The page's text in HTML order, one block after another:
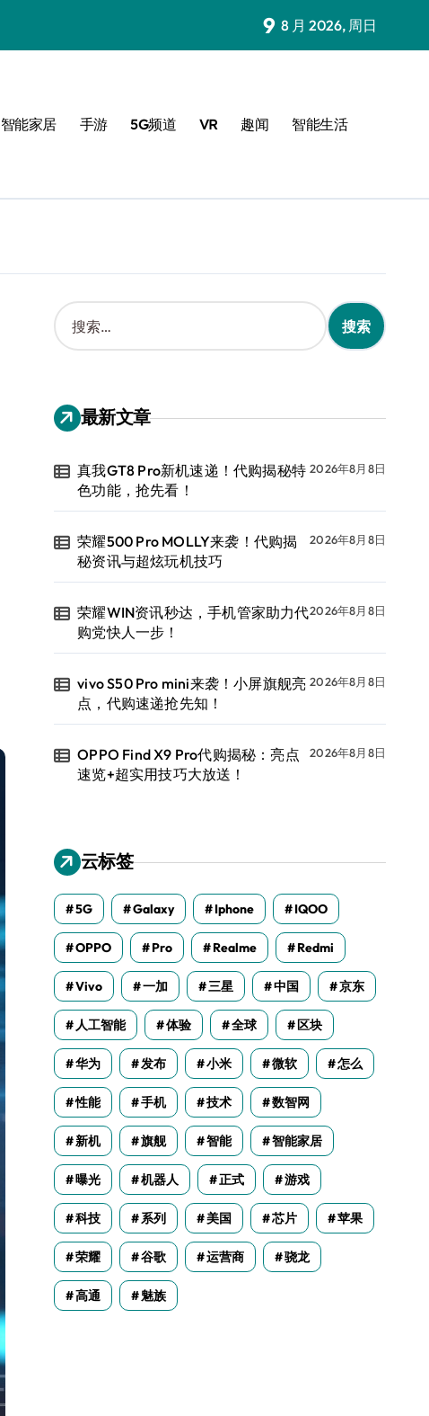
9 8 月 2026, 周日
智能家居 手游 5G频道 VR 趣闻 智能生活
搜
索
：
最新文章
真我GT8 Pro新机速递！代购揭秘特
色功能，抢先看！
2026年8月8日
荣耀500 Pro MOLLY来袭！代购揭
秘资讯与超炫玩机技巧
2026年8月8日
荣耀WIN资讯秒达，手机管家助力代
购党快人一步！
2026年8月8日
vivo S50 Pro mini来袭！小屏旗舰亮
点，代购速递抢先知！
2026年8月8日
OPPO Find X9 Pro代购揭秘：亮点
速览+超实用技巧大放送！
2026年8月8日
云标签
5G Galaxy Iphone IQOO
OPPO Pro Realme Redmi
Vivo 一加 三星 中国 京东
人工智能 体验 全球 区块
华为 发布 小米 微软 怎么
性能 手机 技术 数智网
新机 旗舰 智能 智能家居
曝光 机器人 正式 游戏
科技 系列 美国 芯片 苹果
荣耀 谷歌 运营商 骁龙
高通 魅族